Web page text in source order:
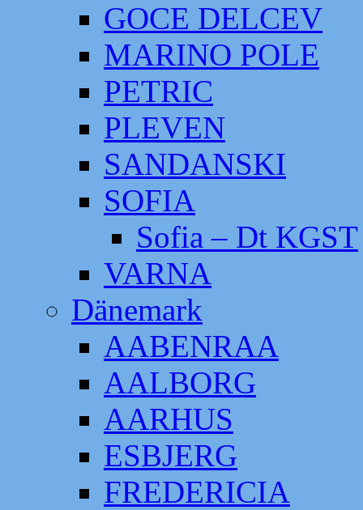
GOCE DELCEV
MARINO POLE
PETRIC
PLEVEN
SANDANSKI
SOFIA
Sofia – Dt KGST
VARNA
Dänemark
AABENRAA
AALBORG
AARHUS
ESBJERG
FREDERICIA